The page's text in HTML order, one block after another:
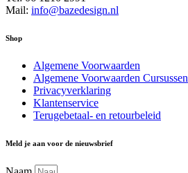
Mail: info@bazedesign.nl
Shop
Algemene Voorwaarden
Algemene Voorwaarden Cursussen
Privacyverklaring
Klantenservice
Terugebetaal- en retourbeleid
Meld je aan voor de nieuwsbrief